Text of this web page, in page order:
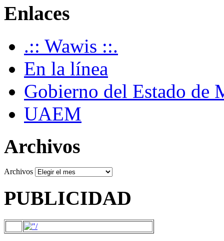
Enlaces
.:: Wawis ::.
En la línea
Gobierno del Estado de
UAEM
Archivos
Archivos
PUBLICIDAD